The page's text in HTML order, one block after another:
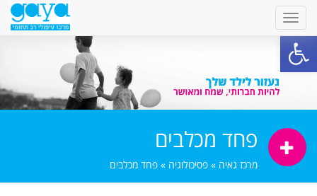
פתח סרגל נגישות
פחד מכלבים
מרכז גאיה » פסיכולוגיה » פחד מכלבים